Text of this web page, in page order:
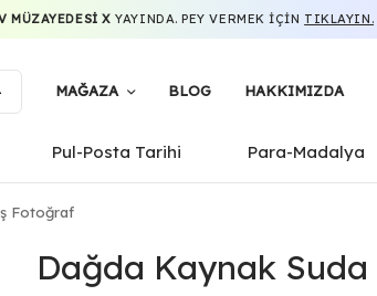
MÜZAYEDESI X YAYINDA. PEY VERMEK IÇIN TIKLAYIN.
MAĞAZA BLOG HAKKIMIZDA
Pul-Posta Tarihi Para-Madalya
Fotoğraf
Dağda Kaynak Suda